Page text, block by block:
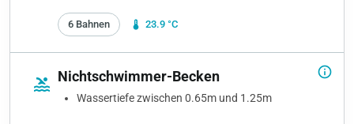
6 Bahnen device_thermostat 23.9 °C
info_outline
pool Nichtschwimmer-Becken
Wassertiefe zwischen 0.65m und 1.25m